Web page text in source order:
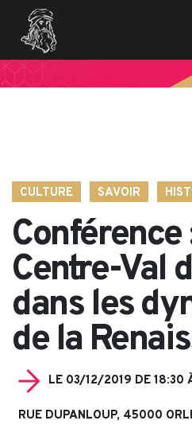
// Variables des champs de la
= get_field('image_entete'); ?>
CULTURE SAVOIR
Conférence
Centre-Val
dans les
de la
LE 03/12/2019 DE 18:30
RUE DUPANLOUP, 45000